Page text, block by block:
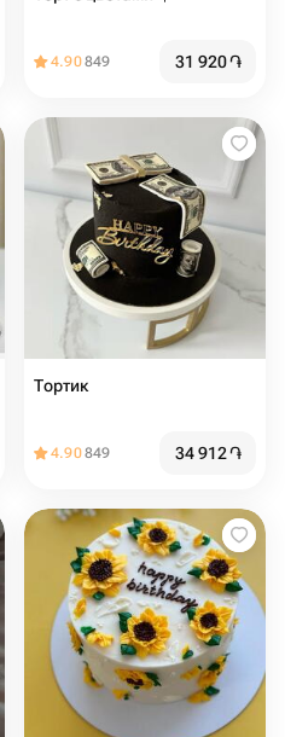
4.90849 31 920֏
Тортик
4.90849 34 912֏